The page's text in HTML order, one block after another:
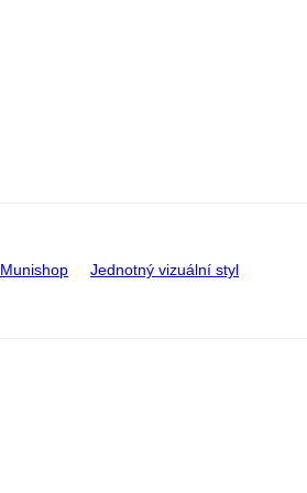
Munishop Jednotný vizuální styl